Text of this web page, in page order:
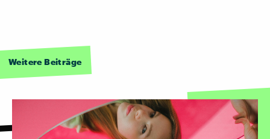
Weitere Beiträge